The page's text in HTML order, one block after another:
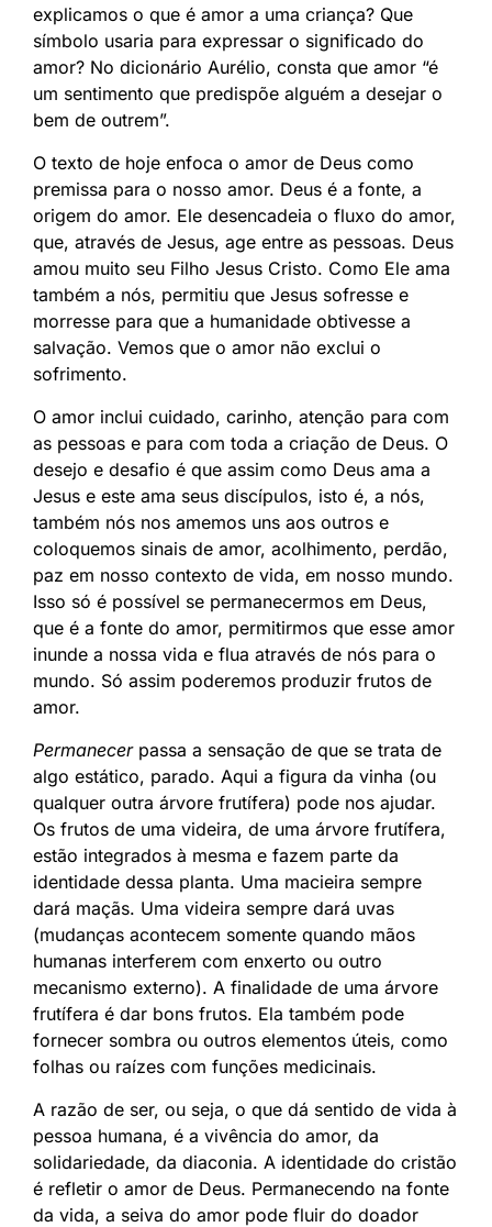
explicamos o que é amor a uma criança? Que
símbolo usaria para expressar o significado do
amor? No dicionário Aurélio, consta que amor “é
um sentimento que predispõe alguém a desejar o
bem de outrem”.
O texto de hoje enfoca o amor de Deus como
premissa para o nosso amor. Deus é a fonte, a
origem do amor. Ele desencadeia o fluxo do amor,
que, através de Jesus, age entre as pessoas. Deus
amou muito seu Filho Jesus Cristo. Como Ele ama
também a nós, permitiu que Jesus sofresse e
morresse para que a humanidade obtivesse a
salvação. Vemos que o amor não exclui o
sofrimento.
O amor inclui cuidado, carinho, atenção para com
as pessoas e para com toda a criação de Deus. O
desejo e desafio é que assim como Deus ama a
Jesus e este ama seus discípulos, isto é, a nós,
também nós nos amemos uns aos outros e
coloquemos sinais de amor, acolhimento, perdão,
paz em nosso contexto de vida, em nosso mundo.
Isso só é possível se permanecermos em Deus,
que é a fonte do amor, permitirmos que esse amor
inunde a nossa vida e flua através de nós para o
mundo. Só assim poderemos produzir frutos de
amor.
Permanecerpassa a sensação de que se trata de
algo estático, parado. Aqui a figura da vinha (ou
qualquer outra árvore frutífera) pode nos ajudar.
Os frutos de uma videira, de uma árvore frutífera,
estão integrados à mesma e fazem parte da
identidade dessa planta. Uma macieira sempre
dará maçãs. Uma videira sempre dará uvas
(mudanças acontecem somente quando mãos
humanas interferem com enxerto ou outro
mecanismo externo). A finalidade de uma árvore
frutífera é dar bons frutos. Ela também pode
fornecer sombra ou outros elementos úteis, como
folhas ou raízes com funções medicinais.
A razão de ser, ou seja, o que dá sentido de vida à
pessoa humana, é a vivência do amor, da
solidariedade, da diaconia. A identidade do cristão
é refletir o amor de Deus. Permanecendo na fonte
da vida, a seiva do amor pode fluir do doador